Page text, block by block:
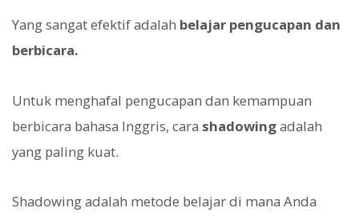
Yang sangat efektif adalah belajar pengucapan dan
berbicara.
Untuk menghafal pengucapan dan kemampuan
berbicara bahasa Inggris, cara shadowingadalah
yang paling kuat.
Shadowing adalah metode belajar di mana Anda